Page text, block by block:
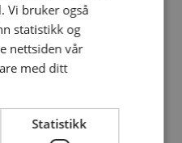
Vi bruker også
statistikk og
nettsiden vår
med ditt
Statistikk